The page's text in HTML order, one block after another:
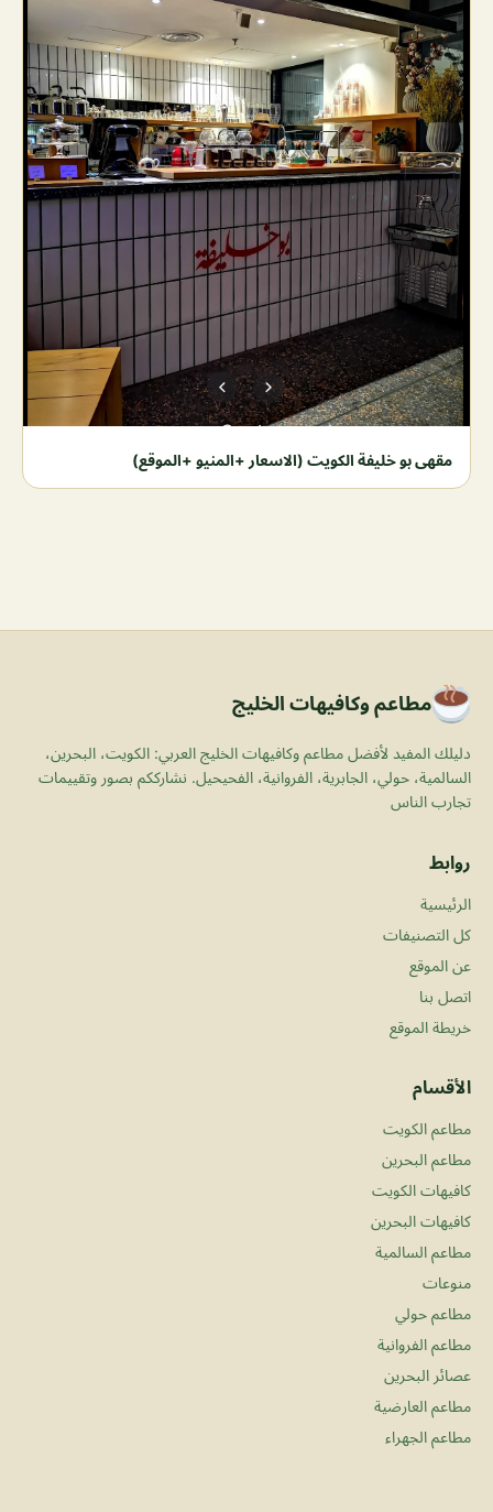
مقهى بو خليفة الكويت (الاسعار +المنيو +الموقع)
مطاعم وكافيهات الخليج
دليلك المفيد لأفضل مطاعم وكافيهات الخليج العربي: الكويت، البحرين،
السالمية، حولي، الجابرية، الفروانية، الفحيحيل. نشارككم بصور وتقييمات
تجارب الناس
روابط
الرئيسية
كل التصنيفات
عن الموقع
اتصل بنا
خريطة الموقع
الأقسام
مطاعم الكويت
مطاعم البحرين
كافيهات الكويت
كافيهات البحرين
مطاعم السالمية
منوعات
مطاعم حولي
مطاعم الفروانية
عصائر البحرين
مطاعم العارضية
مطاعم الجهراء